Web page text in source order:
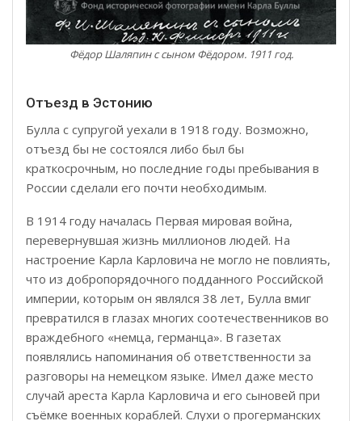
Фёдор Шаляпин с сыном Фёдором. 1911 год.
Отъезд в Эстонию
Булла с супругой уехали в 1918 году. Возможно,
отъезд бы не состоялся либо был бы
краткосрочным, но последние годы пребывания в
России сделали его почти необходимым.
В 1914 году началась Первая мировая война,
перевернувшая жизнь миллионов людей. На
настроение Карла Карловича не могло не повлиять,
что из добропорядочного подданного Российской
империи, которым он являлся 38 лет, Булла вмиг
превратился в глазах многих соотечественников во
враждебного «немца, германца». В газетах
появлялись напоминания об ответственности за
разговоры на немецком языке. Имел даже место
случай ареста Карла Карловича и его сыновей при
съёмке военных кораблей. Слухи о прогерманских